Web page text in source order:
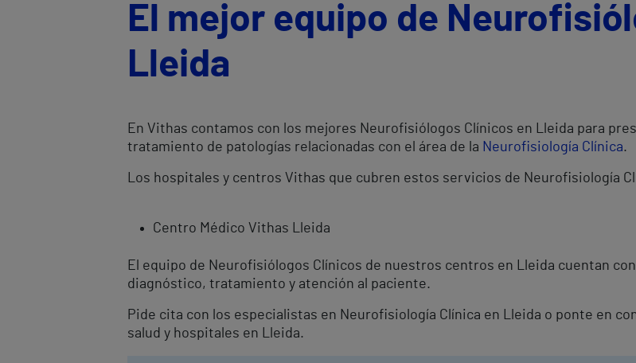
El mejor equipo de
Lleida
En Vithas contamos con los mejores Neurofisiólogos Clínicos en Lleida para
tratamiento de patologías relacionadas con el área de la Neurofisiología Clínica.
Los hospitales y centros Vithas que cubren estos servicios de Neurofisiología
Centro Médico Vithas Lleida
El equipo de Neurofisiólogos Clínicos de nuestros centros en Lleida cuentan
diagnóstico, tratamiento y atención al paciente.
Pide cita con los especialistas en Neurofisiología Clínica en Lleida o ponte en
salud y hospitales en Lleida.